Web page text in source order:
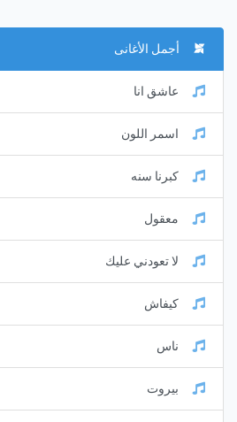
أجمل الأغانى
عاشق انا
اسمر اللون
كبرنا سنه
معقول
لا تعودني عليك
كيفاش
ناس
بيروت